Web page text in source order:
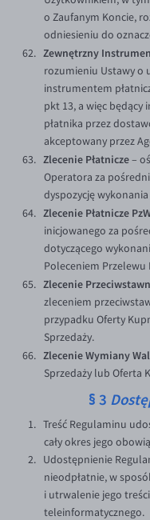
o Zaufanym Koncie,
odniesieniu do
Zewnętrzny
rozumieniu Ustawy o
instrumentem
pkt 13, a więc
płatnika przez
akceptowany przez
Zlecenie Płatnicze–
Operatora za
dyspozycję wykonania
Zlecenie Płatnicze
inicjowanego za
dotyczącego
Poleceniem Przelewu
Zlecenie
zleceniem
przypadku Oferty
Sprzedaży.
Zlecenie Wymiany
Sprzedaży lub Oferta
§ 3
Treść Regulaminu
cały okres jego
Udostępnienie
nieodpłatnie, w
i utrwalenie jego
teleinformatycznego.